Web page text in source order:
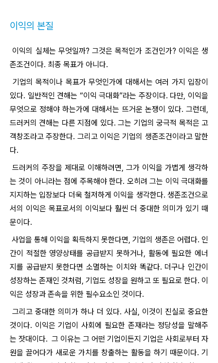
이익의 본질
이익의 실체는 무엇일까? 그것은 목적인가 조건인가? 이익은 생
존조건이다. 최종 목표가 아니다.
기업의 목적이나 목표가 무엇인가에 대해서는 여러 가지 입장이
있다. 일반적인 견해는 “이익 극대화”라는 주장이다. 다만, 이익을
무엇으로 정해야 하는가에 대해서는 뜨거운 논쟁이 있다. 그런데,
드러커의 견해는 다른 지점에 있다. 그는 기업의 궁극적 목적은 고
객창조라고 주장한다. 그리고 이익은 기업의 생존조건이라고 말한
다.
드러커의 주장을 제대로 이해하려면, 그가 이익을 가볍게 생각하
는 것이 아니라는 점에 주목해야 한다. 오히려 그는 이익 극대화를
지지하는 입장보다 더욱 철저하게 이익을 생각한다. 생존조건으로
서의 이익은 목표로서의 이익보다 훨씬 더 중대한 의미가 있기 때
문이다.
사업을 통해 이익을 획득하지 못한다면, 기업의 생존은 어렵다. 인
간이 적절한 영양상태를 공급받지 못하거나, 활동에 필요한 에너
지를 공급받지 못한다면 소멸하는 이치와 똑같다. 더구나 인간이
성장하는 존재인 것처럼, 기업도 성장을 원하고 또 필요로 한다. 이
익은 성장과 존속을 위한 필수요소인 것이다.
그리고 중대한 의미가 하나 더 있다. 사실, 이것이 진실로 중요한
것이다. 이익은 기업이 사회에 필요한 존재라는 정당성을 말해주
는 잣대이다. 그 이유는 그 어떤 기업이든지 기업은 사회로부터 자
원을 끌어다가 새로운 가치를 창출하는 활동을 하기 때문이다. 기